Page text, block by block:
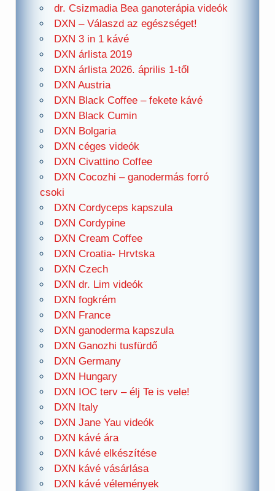
dr. Csizmadia Bea ganoterápia videók
DXN – Válaszd az egészséget!
DXN 3 in 1 kávé
DXN árlista 2019
DXN árlista 2026. április 1-től
DXN Austria
DXN Black Coffee – fekete kávé
DXN Black Cumin
DXN Bolgaria
DXN céges videók
DXN Civattino Coffee
DXN Cocozhi – ganodermás forró
csoki
DXN Cordyceps kapszula
DXN Cordypine
DXN Cream Coffee
DXN Croatia- Hrvtska
DXN Czech
DXN dr. Lim videók
DXN fogkrém
DXN France
DXN ganoderma kapszula
DXN Ganozhi tusfürdő
DXN Germany
DXN Hungary
DXN IOC terv – élj Te is vele!
DXN Italy
DXN Jane Yau videók
DXN kávé ára
DXN kávé elkészítése
DXN kávé vásárlása
DXN kávé vélemények